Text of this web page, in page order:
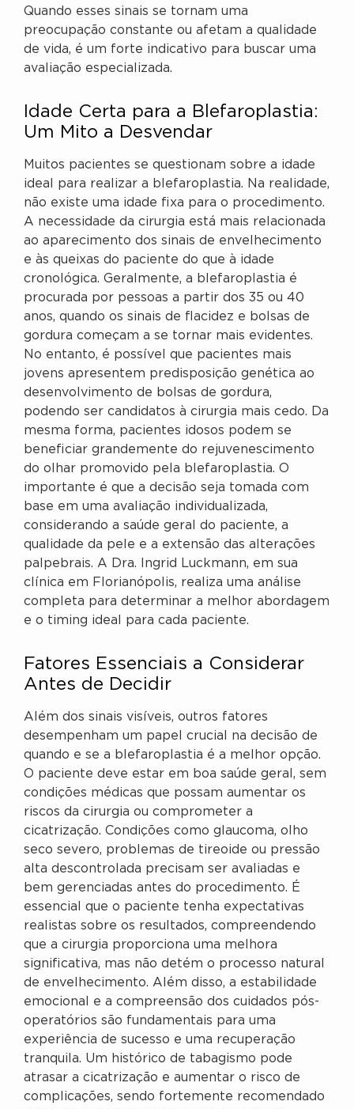
Quando esses sinais se tornam uma
preocupação constante ou afetam a qualidade
de vida, é um forte indicativo para buscar uma
avaliação especializada.
Idade Certa para a Blefaroplastia:
Um Mito a Desvendar
Muitos pacientes se questionam sobre a idade
ideal para realizar a blefaroplastia. Na realidade,
não existe uma idade fixa para o procedimento.
A necessidade da cirurgia está mais relacionada
ao aparecimento dos sinais de envelhecimento
e às queixas do paciente do que à idade
cronológica. Geralmente, a blefaroplastia é
procurada por pessoas a partir dos 35 ou 40
anos, quando os sinais de flacidez e bolsas de
gordura começam a se tornar mais evidentes.
No entanto, é possível que pacientes mais
jovens apresentem predisposição genética ao
desenvolvimento de bolsas de gordura,
podendo ser candidatos à cirurgia mais cedo. Da
mesma forma, pacientes idosos podem se
beneficiar grandemente do rejuvenescimento
do olhar promovido pela blefaroplastia. O
importante é que a decisão seja tomada com
base em uma avaliação individualizada,
considerando a saúde geral do paciente, a
qualidade da pele e a extensão das alterações
palpebrais. A Dra. Ingrid Luckmann, em sua
clínica em Florianópolis, realiza uma análise
completa para determinar a melhor abordagem
e o timing ideal para cada paciente.
Fatores Essenciais a Considerar
Antes de Decidir
Além dos sinais visíveis, outros fatores
desempenham um papel crucial na decisão de
quando e se a blefaroplastia é a melhor opção.
O paciente deve estar em boa saúde geral, sem
condições médicas que possam aumentar os
riscos da cirurgia ou comprometer a
cicatrização. Condições como glaucoma, olho
seco severo, problemas de tireoide ou pressão
alta descontrolada precisam ser avaliadas e
bem gerenciadas antes do procedimento. É
essencial que o paciente tenha expectativas
realistas sobre os resultados, compreendendo
que a cirurgia proporciona uma melhora
significativa, mas não detém o processo natural
de envelhecimento. Além disso, a estabilidade
emocional e a compreensão dos cuidados pós-
operatórios são fundamentais para uma
experiência de sucesso e uma recuperação
tranquila. Um histórico de tabagismo pode
atrasar a cicatrização e aumentar o risco de
complicações, sendo fortemente recomendado